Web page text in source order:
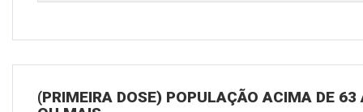
(PRIMEIRA DOSE) POPULAÇÃO ACIMA DE 63